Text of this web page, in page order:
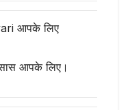
आपके लिए
आपके लिए।